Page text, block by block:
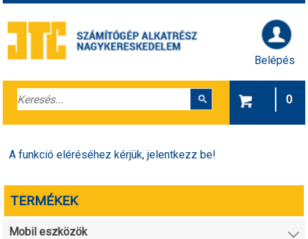
Belépés
0
A funkció eléréséhez kérjük, jelentkezz be!
TERMÉKEK
Mobil eszközök